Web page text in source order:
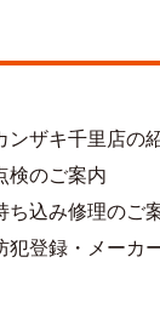
ンザキ千里店の
検のご案内
ち込み修理のご
犯登録・メーカ